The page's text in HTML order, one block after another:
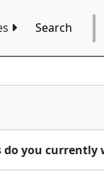
Search
you currently